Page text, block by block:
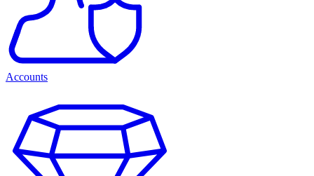
Accounts